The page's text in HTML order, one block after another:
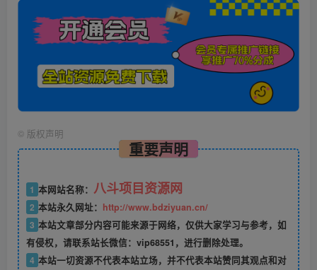
© 版权声明
重要声明
1 本网站名称： 八斗项目资源网
2 本站永久网址： http://www.bdziyuan.cn/
3 本站文章部分内容可能来源于网络，仅供大家学习与参考，如
有侵权，请联系站长微信：vip68551，进行删除处理。
4 本站一切资源不代表本站立场，并不代表本站赞同其观点和对